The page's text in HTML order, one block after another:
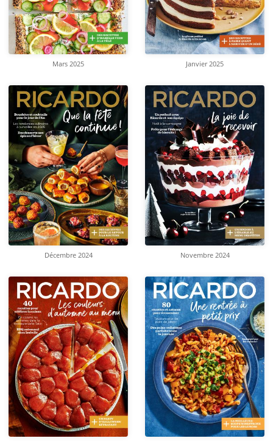
Mars 2025 Janvier 2025
Décembre 2024 Novembre 2024